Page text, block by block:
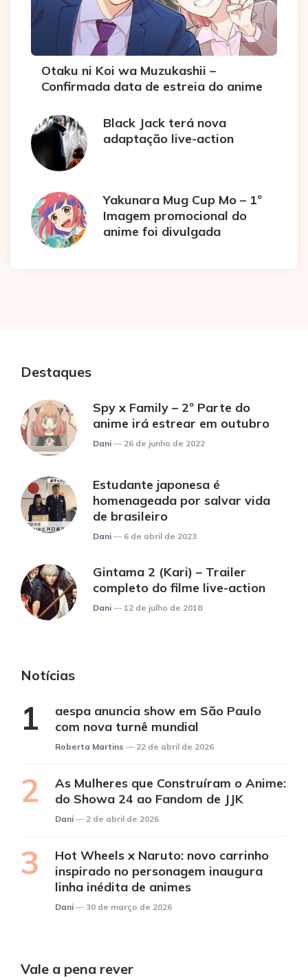
Otaku ni Koi wa Muzukashii –
Confirmada data de estreia do anime
Black Jack terá nova
adaptação live-action
Yakunara Mug Cup Mo – 1º
Imagem promocional do
anime foi divulgada
Destaques
Spy x Family – 2º Parte do
anime irá estrear em outubro
Posted
Dani 26 de junho de 2022
Estudante japonesa é
homenageada por salvar vida
de brasileiro
Posted
Dani 6 de abril de 2023
Gintama 2 (Kari) – Trailer
completo do filme live-action
Posted
Dani 12 de julho de 2018
Notícias
aespa anuncia show em São Paulo
com nova turnê mundial
Posted
Roberta Martins 22 de abril de 2026
As Mulheres que Construíram o Anime:
do Showa 24 ao Fandom de JJK
Posted
Dani 2 de abril de 2026
Hot Wheels x Naruto: novo carrinho
inspirado no personagem inaugura
linha inédita de animes
Posted
Dani 30 de março de 2026
Vale a pena rever